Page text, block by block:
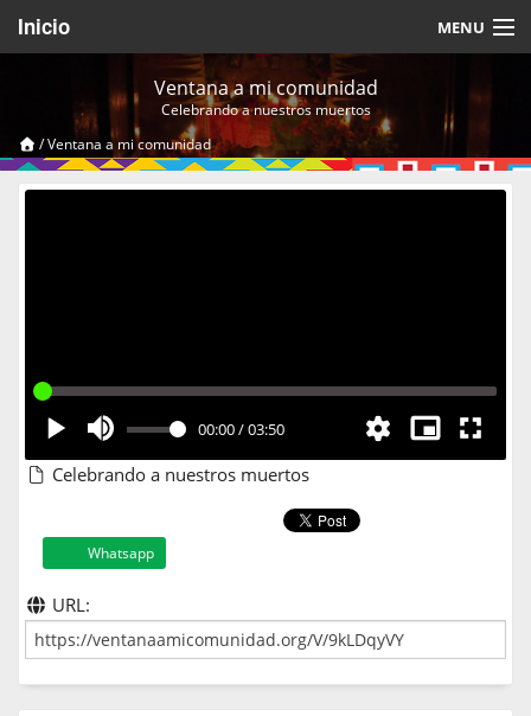
Inicio MENU
Videos Temáticos
Cerrar Sesión
Ventana a mi comunidad
Celebrando a nuestros muertos
/Ventana a mi comunidad
00:00/03:50
Celebrando a nuestros muertos
Whatsapp
URL: